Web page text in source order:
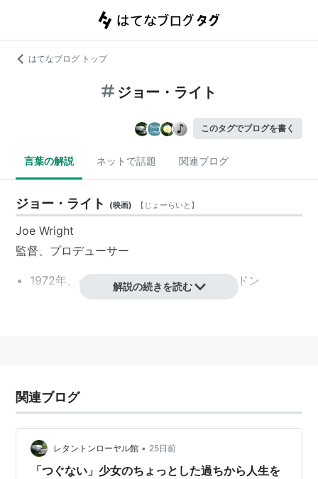
はてなブログ トップ
ジョー・ライト
このタグでブログを書く
言葉の解説 ネットで話題 関連ブログ
ジョー・ライト (映画) 【 じょーらいと 】
Joe Wright
監督、プロデューサー
1972年、イギリス／イングランド／ロンドン
身長：175 cm
英国アカデミー賞新人賞を受賞。2007年の『
ン部門に出品され、オープニング上映された。
プライドと偏見
解説の続きを読む
関連ブログ
レタントンローヤル館 • 25日前
「つぐない」少女のちょっとした過ちから人生を